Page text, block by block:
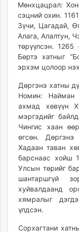
Мөнхцацрал:
сэцний охин.
Зүчи, Цагадай,
Алага, Алалтун,
төрүүлсэн.
Бөртэ хатныг
эрхэм цолоор
Дөргэнэ хатны
Номин: Найман
ахмад хөвүүн
мэргэдийг
Чингис хаан
өгсөн. Дөргэнэ
Хадаан таван
барснаас хойш
Улсын төрийг
шантаршгүй
хуйвалдаанд
хямралыг
үлдсэн.
Сорхагтани